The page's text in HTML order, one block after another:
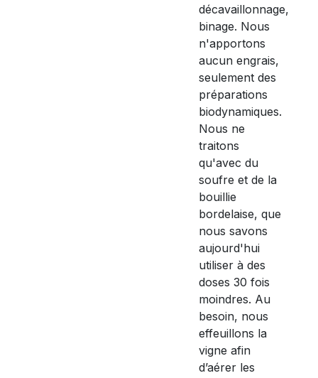
décavaillonnage,
binage. Nous
n'apportons
aucun engrais,
seulement des
préparations
biodynamiques.
Nous ne
traitons
qu'avec du
soufre et de la
bouillie
bordelaise, que
nous savons
aujourd'hui
utiliser à des
doses 30 fois
moindres. Au
besoin, nous
effeuillons la
vigne afin
d’aérer les